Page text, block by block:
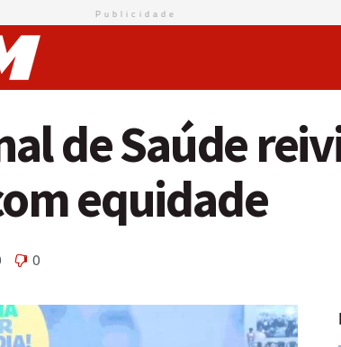
Publicidade
de Saúde
equidade
0